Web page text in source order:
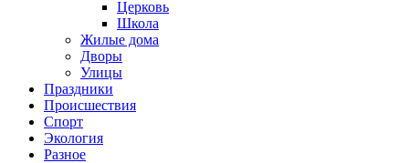
Церковь
Школа
Жилые дома
Дворы
Улицы
Праздники
Происшествия
Спорт
Экология
Разное